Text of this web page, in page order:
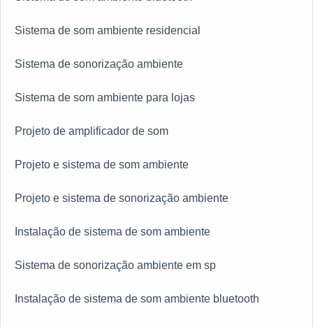
Ltda sempre tem a solução necessária na área de
apenas isso, só aqui ainda tem várias formas de
cliente e profissionais treinados.
Sistema de som ambiente residencial
Sistema de sonorização ambiente
Sistema de som ambiente para lojas
Projeto de amplificador de som
Projeto e sistema de som ambiente
Projeto e sistema de sonorização ambiente
Instalação de sistema de som ambiente
Sistema de sonorização ambiente em sp
Instalação de sistema de som ambiente bluetooth